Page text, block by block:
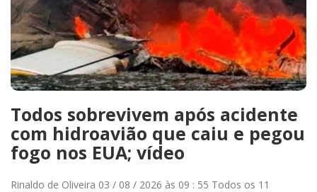
Todos sobrevivem após acidente
com hidroavião que caiu e pegou
fogo nos EUA; vídeo
Rinaldo de Oliveira 03 / 08 / 2026 às 09 : 55 Todos os 11